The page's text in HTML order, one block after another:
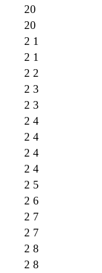
20
20
2 1
2 1
2 2
2 3
2 3
2 4
2 4
2 4
2 4
2 5
2 6
2 7
2 7
2 8
2 8